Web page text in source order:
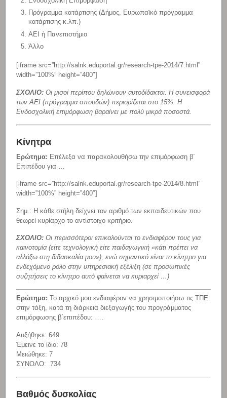
Πρόγραμμα κατάρτισης (Δήμος, Ευρωπαϊκό πρόγραμμα
κατάρτισης κ.λπ.)
ΑΕΙ ή Πανεπιστήμιο
Άλλο
[iframe src=”http://salnk.eduportal.gr/research-tpe-2014/7.html”
width=”100%” height=”400″]
ΣΧΟΛΙΟ: Οι μισοί περίπου δηλώνουν αυτοδίδακτοι. Η συνεισφορά
των ΑΕΙ (πρόγραμμα σπουδών) περιορίζεται στο 15%. Η
Ενδοσχολική επιμόρφωση βαραίνει με πολύ μικρά ποσοστά.
Κίνητρα
Ερώτημα: Επέλεξα να παρακολουθήσω την επιμόρφωση β΄
Επιπέδου για …
[iframe src=”http://salnk.eduportal.gr/research-tpe-2014/8.html”
width=”100%” height=”400″]
Σημ.: Η κάθε στήλη δείχνει τον αριθμό των εκπαιδευτικών που
θεωρεί κυρίαρχο το αντίστοιχο κριτήριο.
ΣΧΟΛΙΟ: Οι περισσότεροι επικαλούνται το ενδιαφέρον τους για
καινοτομία (είτε τεχνολογική είτε παιδαγωγική «κάτι πρέπει να
αλλάξω στη διδασκαλία μου»), ενώ σημαντικό είναι το κίνητρο για
ενδεχόμενο ρόλο στην υπηρεσιακή εξέλιξη (σε προσωπικές
συζητήσεις το κίνητρο αυτό φαίνεται να κυριαρχεί …)
Ερώτημα: Το αρχικό μου ενδιαφέρον να χρησιμοποιήσω τις ΤΠΕ
στην τάξη, κατά τη διάρκεια διεξαγωγής του προγράμματος
επιμόρφωσης β΄επιπέδου: ….
Αυξήθηκε: 649
Έμεινε το ίδιο: 78
Μειώθηκε: 7
ΣΥΝΟΛΟ: 734
Βαθμός δυσκολίας